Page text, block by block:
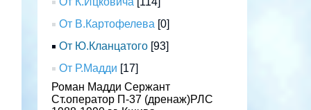
От В.Картофелева [0]
От Ю.Кланцатого [93]
От Р.Мадди [17]
Роман Мадди Сержант
Ст.оператор П-37 (дренаж)РЛС